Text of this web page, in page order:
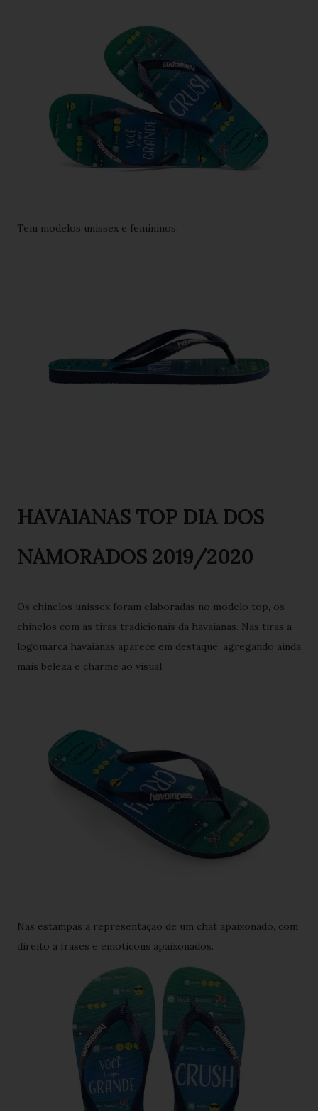
Tem modelos unissex e femininos.
HAVAIANAS TOP DIA DOS
NAMORADOS 2019/2020
Os chinelos unissex foram elaboradas no modelo top, os
chinelos com as tiras tradicionais da havaianas. Nas tiras a
logomarca havaianas aparece em destaque, agregando ainda
mais beleza e charme ao visual.
Nas estampas a representação de um chat apaixonado, com
direito a frases e emoticons apaixonados.